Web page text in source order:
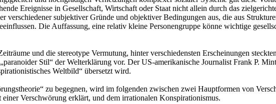
Ereignisse in Gesellschaft, Wirtschaft oder Staat nicht allein durch das
verschiedener subjektiver Gründe und objektiver Bedingungen aus, die aus
Die Auffassung, eine relativ kleine Personengruppe könne wichtige
und die stereotype Vermutung, hinter verschiedensten Erscheinungen
Stil“ der Welterklärung vor. Der US-amerikanische Journalist Frank P.
Weltbild“ übersetzt wird.
zu begegnen, wird im folgenden zwischen zwei Hauptformen von
Verschwörung erklärt, und dem irrationalen Konspirationismus.